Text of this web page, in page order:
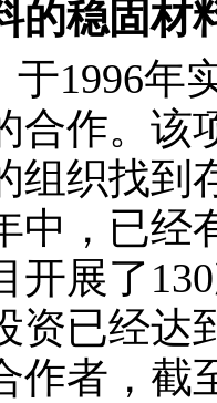
的稳固材
于1996年
合作。该
组织找到
中，已经
开展了130
资已经达
作者，截